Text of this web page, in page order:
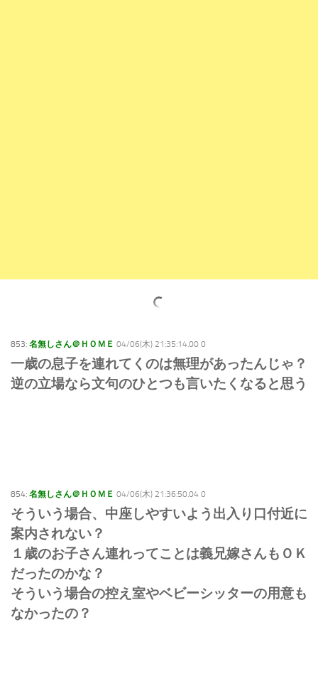
853: 名無しさん＠ＨＯＭＥ 04/06(木) 21:35:14.00 0
一歳の息子を連れてくのは無理があったんじゃ？
逆の立場なら文句のひとつも言いたくなると思う
854: 名無しさん＠ＨＯＭＥ 04/06(木) 21:36:50.04 0
そういう場合、中座しやすいよう出入り口付近に
案内されない？
１歳のお子さん連れってことは義兄嫁さんもＯＫ
だったのかな？
そういう場合の控え室やベビーシッターの用意も
なかったの？